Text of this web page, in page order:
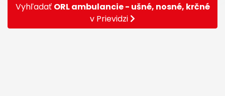
Vyhľadať ORL ambulancie - ušné, nosné, krčné
v Prievidzi